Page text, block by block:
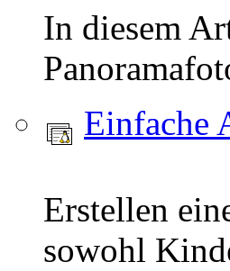
In diesem
Einfache
Erstellen
sowohl